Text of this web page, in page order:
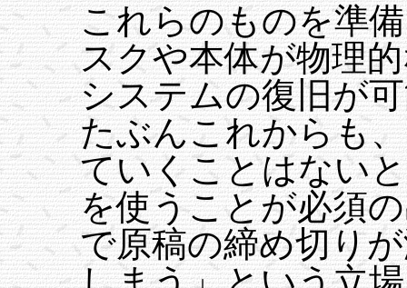
これらのものを準
スクや本体が物理
システムの復旧が
たぶんこれからも
ていくことはない
を使うことが必須
で原稿の締め切り